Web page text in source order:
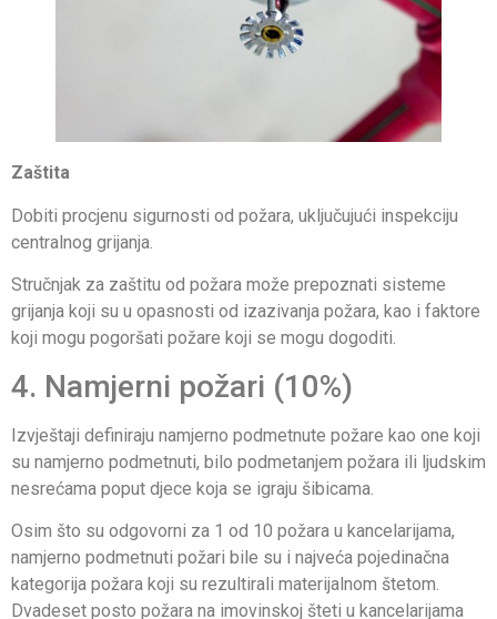
Zaštita
Dobiti procjenu sigurnosti od požara, uključujući inspekciju
centralnog grijanja.
Stručnjak za zaštitu od požara može prepoznati sisteme
grijanja koji su u opasnosti od izazivanja požara, kao i faktore
koji mogu pogoršati požare koji se mogu dogoditi.
4. Namjerni požari (10%)
Izvještaji definiraju namjerno podmetnute požare kao one koji
su namjerno podmetnuti, bilo podmetanjem požara ili ljudskim
nesrećama poput djece koja se igraju šibicama.
Osim što su odgovorni za 1 od 10 požara u kancelarijama,
namjerno podmetnuti požari bile su i najveća pojedinačna
kategorija požara koji su rezultirali materijalnom štetom.
Dvadeset posto požara na imovinskoj šteti u kancelarijama